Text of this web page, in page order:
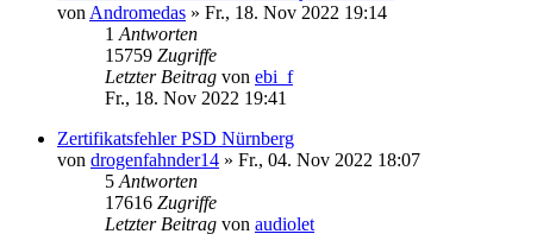
von Andromedas » Fr., 18. Nov 2022 19:14
1 Antworten
15759 Zugriffe
Letzter Beitrag von ebi_f
Fr., 18. Nov 2022 19:41
Zertifikatsfehler PSD Nürnberg
von drogenfahnder14 » Fr., 04. Nov 2022 18:07
5 Antworten
17616 Zugriffe
Letzter Beitrag von audiolet